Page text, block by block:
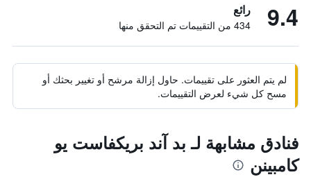
9.4 رائع
434 من التقييمات تم التحقق منها
لم يتم العثور على تقييمات. حاول إزالة مرشح أو تغيير بحثك أو
مسح كل شيء لعرض التقييمات.
فنادق مشابهة لـ بد آند بريكفاست يو
كامبينن